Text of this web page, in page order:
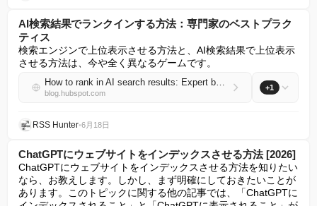
AI検索結果でランクインする方法：専門家のベストプラク
ティス
検索エンジンで上位表示させる方法と、AI検索結果で上位表示
させる方法は、今や全く異なるゲームです。
How to rank in AI search results: Expert best practices
blog.hubspot.com
+1
RSS Hunter•6月18日
ChatGPTにウェブサイトをインデックスさせる方法 [2026]
ChatGPTにウェブサイトをインデックスさせる方法を知りたい
なら、お教えします。しかし、まず明確にしておきたいことが
あります。このトピックに関する他の記事では、「ChatGPTに